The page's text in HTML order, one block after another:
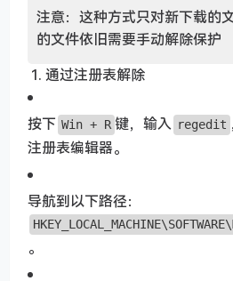
注意：这种方式只对新下载的
的文件依旧需要手动解除保护
通过注册表解除
按下 Win + R 键，输入 regedit
注册表编辑器。
导航到以下路径：
。